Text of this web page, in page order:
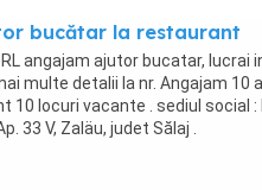
bucătar la restaurant
angajam ajutor bucatar, lucrai
multe detalii la nr. Angajam 10
10 locuri vacante . sediul social :
33 V, Zaläu, judet Sălaj .